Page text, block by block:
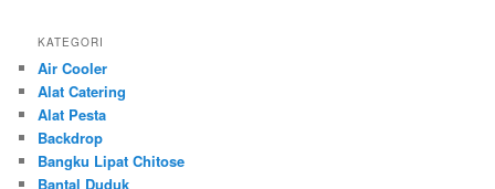
KATEGORI
Air Cooler
Alat Catering
Alat Pesta
Backdrop
Bangku Lipat Chitose
Bantal Duduk